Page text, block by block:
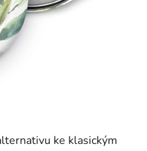
ke klasickým